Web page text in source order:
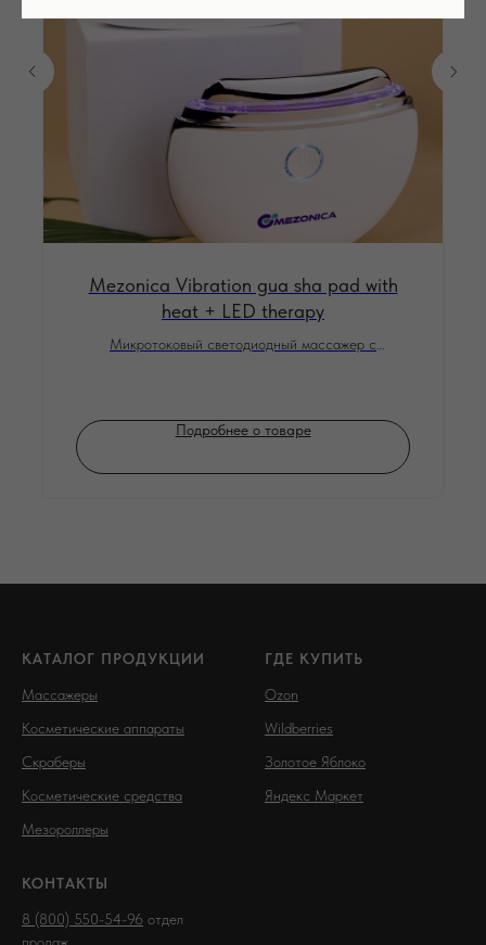
Mezonica Vibration gua sha pad with
heat + LED therapy
Микротоковый светодиодный массажер с
Подробнее о товаре
КАТАЛОГ ПРОДУКЦИИ
Массажеры
Косметические аппараты
Скраберы
Косметические средства
Мезороллеры
ГДЕ КУПИТЬ
Ozon
Wildberries
Золотое Яблоко
Яндекс Маркет
КОНТАКТЫ
8 (800) 550-54-96 отдел